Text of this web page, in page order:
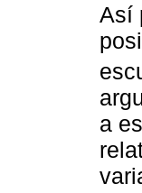
Así
a